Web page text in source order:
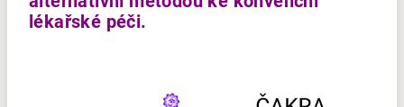
lékařské péči.